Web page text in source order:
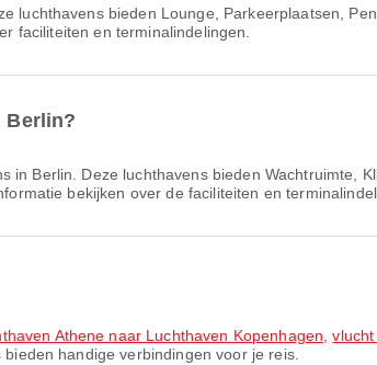
luchthavens bieden Lounge, Parkeerplaatsen,
faciliteiten en terminalindelingen.
Berlin?
in Berlin. Deze luchthavens bieden Wachtruimte,
bekijken over de faciliteiten en
Athene naar Luchthaven Kopenhagen ,
handige verbindingen voor je reis.